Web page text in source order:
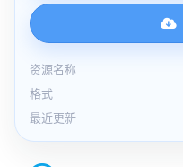
资源名称
格式
最近更新